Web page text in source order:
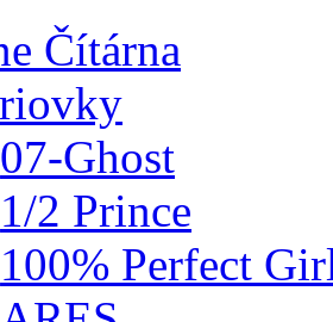
Čítárna
07-Ghost
1/2 Prince
100% Perfect